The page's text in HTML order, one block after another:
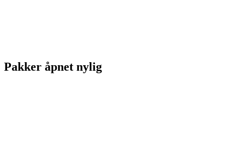
Pakker åpnet nylig